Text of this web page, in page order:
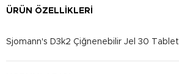
ÜRÜN ÖZELLIKLERI
Sjomann's D3k2 Çiğnenebilir Jel 30 Tablet